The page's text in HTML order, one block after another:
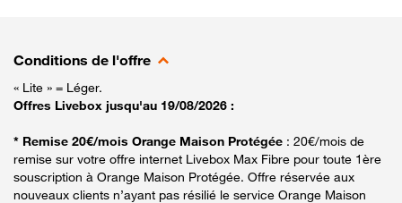
Conditions de l'offre
« Lite » = Léger.
Offres Livebox jusqu'au 19/08/2026 :
* Remise 20€/mois Orange Maison Protégée : 20€/mois de
remise sur votre offre internet Livebox Max Fibre pour toute 1ère
souscription à Orange Maison Protégée. Offre réservée aux
nouveaux clients n’ayant pas résilié le service Orange Maison